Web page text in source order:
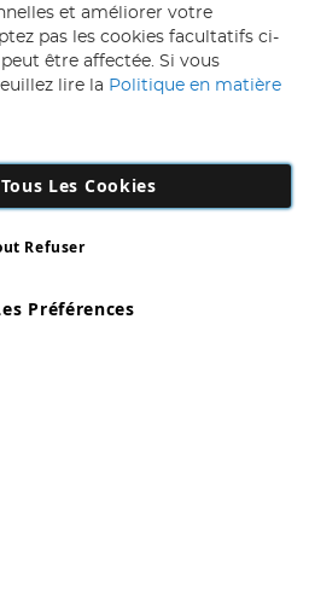
863029607
et améliorer votre
pas les cookies facultatifs ci-
être affectée. Si vous
lire la Politique en matière
Les Cookies
Préférences
Refuser